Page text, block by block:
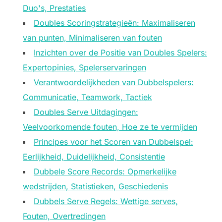
Duo's, Prestaties
Doubles Scoringstrategieën: Maximaliseren
van punten, Minimaliseren van fouten
Inzichten over de Positie van Doubles Spelers:
Expertopinies, Spelerservaringen
Verantwoordelijkheden van Dubbelspelers:
Communicatie, Teamwork, Tactiek
Doubles Serve Uitdagingen:
Veelvoorkomende fouten, Hoe ze te vermijden
Principes voor het Scoren van Dubbelspel:
Eerlijkheid, Duidelijkheid, Consistentie
Dubbele Score Records: Opmerkelijke
wedstrijden, Statistieken, Geschiedenis
Dubbels Serve Regels: Wettige serves,
Fouten, Overtredingen